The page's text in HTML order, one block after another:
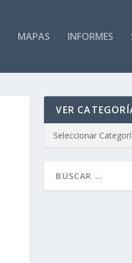
MAPAS INFORMES
VER